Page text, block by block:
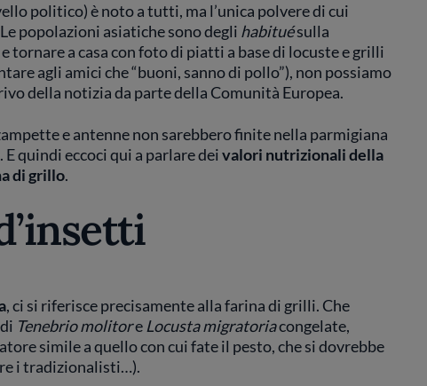
politico) è noto a tutti, ma l’unica polvere di cui
popolazioni asiatiche sono degli habituésulla
tornare a casa con foto di piatti a base di locuste e grilli
agli amici che “buoni, sanno di pollo”), non possiamo
della notizia da parte della Comunità Europea.
e antenne non sarebbero finite nella parmigiana
quindi eccoci qui a parlare deivalori nutrizionali della
di grillo.
, ci si riferisce precisamente alla farina di grilli. Che
Tenebrio molitore Locusta migratoriacongelate,
simile a quello con cui fate il pesto, che si dovrebbe
i tradizionalisti…).